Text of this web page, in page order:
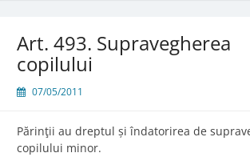
Art. 493. Supravegherea
copilului
07/05/2011
Părinţii au dreptul și îndatorirea de
copilului minor.